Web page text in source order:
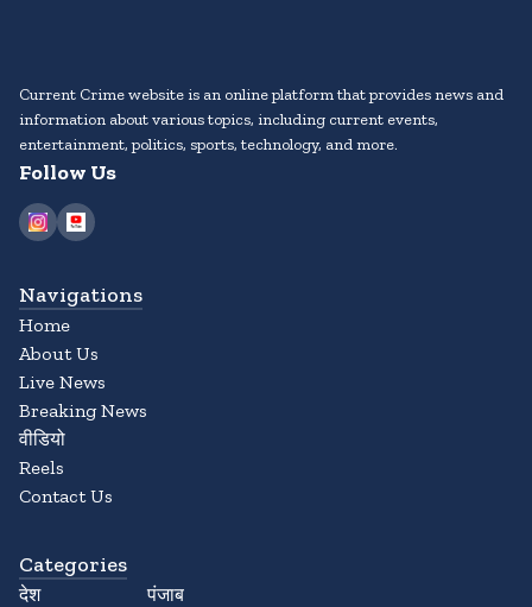
Current Crime website is an online platform that provides news and
information about various topics, including current events,
entertainment, politics, sports, technology, and more.
Follow Us
Navigations
Home
About Us
Live News
Breaking News
वीडियो
Reels
Contact Us
Categories
देश
पंजाब